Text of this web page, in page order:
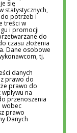
się
statystycznych,
do potrzeb i
treści w
i promocji
do
czasu złożenia
Dane osobowe
tj.
danych
prawo do
prawo do
na
przenoszenia
wobec
prawo
Danych